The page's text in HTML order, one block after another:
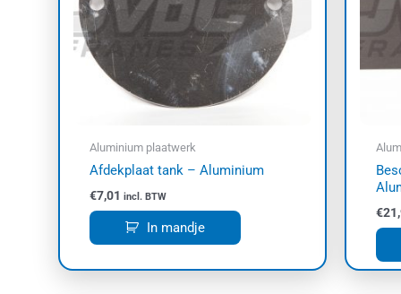
Aluminium plaatwerk
Afdekplaat tank – Aluminium
€7,01 incl. BTW
In mandje
€